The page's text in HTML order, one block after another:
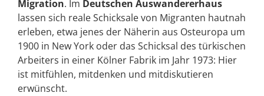
Migration. Im Deutschen Auswandererhaus
lassen sich reale Schicksale von Migranten hautnah
erleben, etwa jenes der Näherin aus Osteuropa um
1900 in New York oder das Schicksal des türkischen
Arbeiters in einer Kölner Fabrik im Jahr 1973: Hier
ist mitfühlen, mitdenken und mitdiskutieren
erwünscht.